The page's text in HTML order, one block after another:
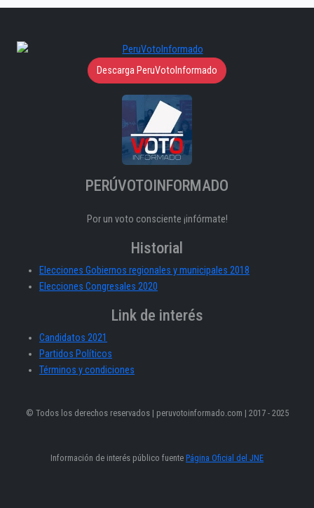
Descarga PeruVotoInformado
PERÚVOTOINFORMADO
Por un voto consciente ¡infórmate!
Historial
Elecciones Gobiernos regionales y municipales 2018
Elecciones Congresales 2020
Link de interés
Candidatos 2021
Partidos Políticos
Términos y condiciones
© Todos los derechos reservados | peruvotoinformado.com | 2017 - 2025
Información de interés público fuente Página Oficial del JNE